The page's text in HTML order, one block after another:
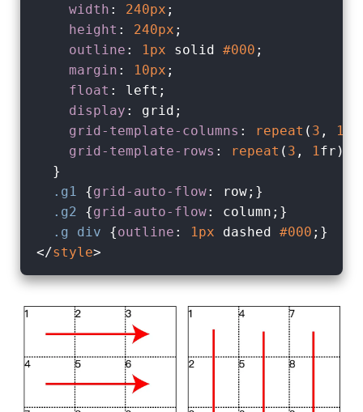
width : 240px ;
height : 240px ;
outline : 1px solid #000 ;
margin : 10px ;
float : left;
display : grid;
grid-template-columns : repeat ( 3 , 1
grid-template-rows : repeat ( 3 , 1fr);
  }
.g1 {grid-auto-flow: row;}
.g2 {grid-auto-flow: column;}
.g
div {outline : 1px dashed #000
</style>